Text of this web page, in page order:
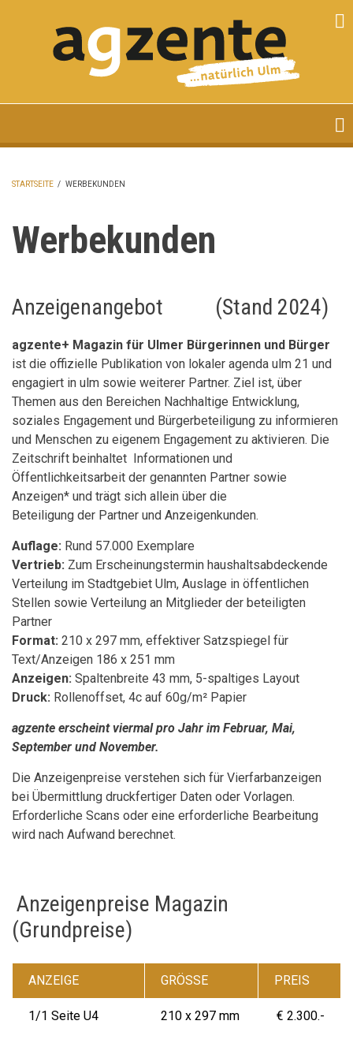
STARTSEITE / WERBEKUNDEN
Werbekunden
Anzeigenangebot (Stand 2024)
agzente+ Magazin für Ulmer Bürgerinnen und Bürger
ist die offizielle Publikation von lokaler agenda ulm 21 und
engagiert in ulm sowie weiterer Partner. Ziel ist, über
Themen aus den Bereichen Nachhaltige Entwicklung,
soziales Engagement und Bürgerbeteiligung zu informieren
und Menschen zu eigenem Engagement zu aktivieren. Die
Zeitschrift beinhaltet Informationen und
Öffentlichkeitsarbeit der genannten Partner sowie
Anzeigen* und trägt sich allein über die
Beteiligung der Partner und Anzeigenkunden.
Auflage: Rund 57.000 Exemplare
Vertrieb: Zum Erscheinungstermin haushaltsabdeckende
Verteilung im Stadtgebiet Ulm, Auslage in öffentlichen
Stellen sowie Verteilung an Mitglieder der beteiligten
Partner
Format: 210 x 297 mm, effektiver Satzspiegel für
Text/Anzeigen 186 x 251 mm
Anzeigen: Spaltenbreite 43 mm, 5-spaltiges Layout
Druck: Rollenoffset, 4c auf 60g/m² Papier
agzente erscheint viermal pro Jahr im Februar, Mai,
September und November.
Die Anzeigenpreise verstehen sich für Vierfarbanzeigen
bei Übermittlung druckfertiger Daten oder Vorlagen.
Erforderliche Scans oder eine erforderliche Bearbeitung
wird nach Aufwand berechnet.
Anzeigenpreise Magazin
(Grundpreise)
ANZEIGE GRÖSSE PREIS
1/1 Seite U4 210 x 297 mm € 2.300.-